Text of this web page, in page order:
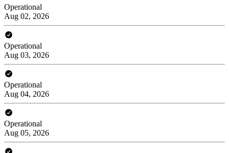
Operational
Aug 02, 2026
Operational
Aug 03, 2026
Operational
Aug 04, 2026
Operational
Aug 05, 2026